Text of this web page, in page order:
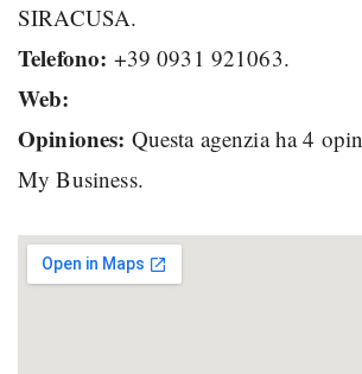
SIRACUSA.
Telefono: +39 0931 921063.
Web:
Opiniones: Questa agenzia ha 4
My Business.